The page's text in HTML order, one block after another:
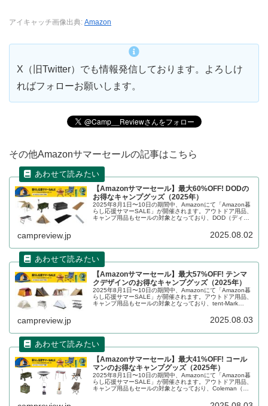
アイキャッチ画像出典: Amazon
X（旧Twitter）でも情報発信しております。よろしけ
ればフォローお願いします。
その他Amazonサマーセールの記事はこちら
【Amazonサマーセール】最大60%OFF! DODの
お得なキャンプグッズ（2025年）
2025年8月1日〜10日の期間中、Amazonにて「Amazon暮
らし応援サマーSALE」が開催されます。アウトドア用品、
キャンプ用品もセールの対象となっており、DOD（ディー
campreview.jp 2025.08.02
【Amazonサマーセール】最大57%OFF! テンマ
クデザインのお得なキャンプグッズ（2025年）
2025年8月1日〜10日の期間中、Amazonにて「Amazon暮
らし応援サマーSALE」が開催されます。アウトドア用品、
キャンプ用品もセールの対象となっており、tent-Mark
campreview.jp 2025.08.03
【Amazonサマーセール】最大41%OFF! コール
マンのお得なキャンプグッズ（2025年）
2025年8月1日〜10日の期間中、Amazonにて「Amazon暮
らし応援サマーSALE」が開催されます。アウトドア用品、
キャンプ用品もセールの対象となっており、Coleman（コ